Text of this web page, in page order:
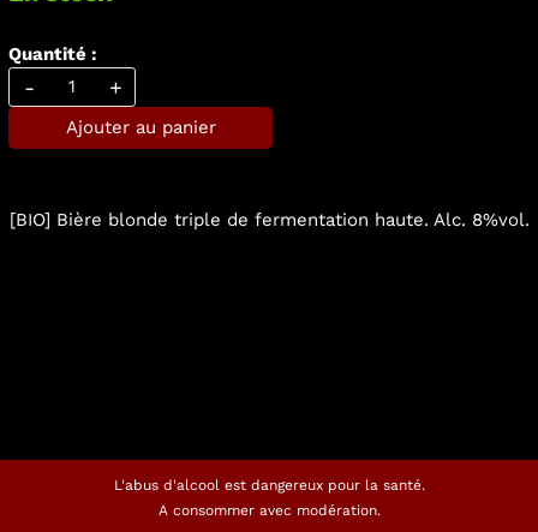
Quantité :
- +
Ajouter au panier
[BIO] Bière blonde triple de fermentation haute. Alc. 8%vol.
L'abus d'alcool est dangereux pour la santé.
A consommer avec modération.